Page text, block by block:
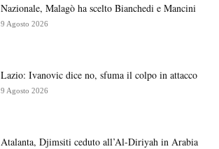
Nazionale, Malagò ha scelto Bianchedi e Mancini
9 Agosto 2026
Lazio: Ivanovic dice no, sfuma il colpo in attacco
9 Agosto 2026
Atalanta, Djimsiti ceduto all’Al-Diriyah in Arabia